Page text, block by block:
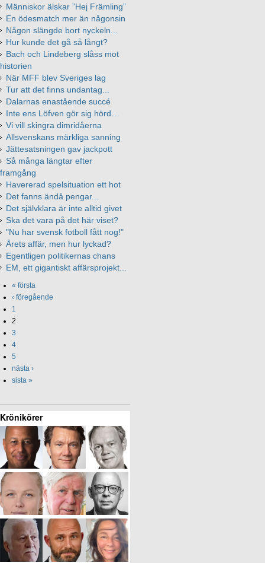
Människor älskar ”Hej Främling”
En ödesmatch mer än någonsin
Någon slängde bort nyckeln...
Hur kunde det gå så långt?
Bach och Lindeberg slåss mot
historien
När MFF blev Sveriges lag
Tur att det finns undantag...
Dalarnas enastående succé
Inte ens Löfven gör sig hörd…
Vi vill skingra dimridåerna
Allsvenskans märkliga sanning
Jättesatsningen gav jackpott
Så många längtar efter
framgång
Havererad spelsituation ett hot
Det fanns ändå pengar...
Det självklara är inte alltid givet
Ska det vara på det här viset?
"Nu har svensk fotboll fått nog!"
Årets affär, men hur lyckad?
Egentligen politikernas chans
EM, ett gigantiskt affärsprojekt...
« första
‹ föregående
1
2
3
4
5
nästa ›
sista »
Krönikörer